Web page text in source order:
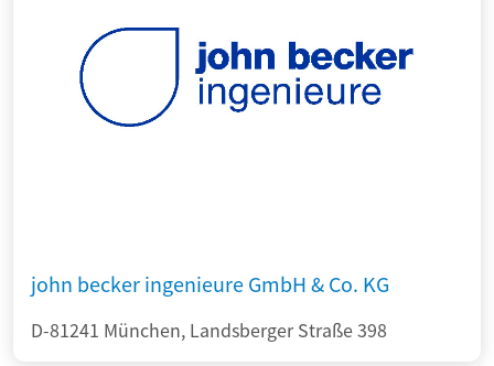
john becker ingenieure GmbH & Co. KG
D-81241 München, Landsberger Straße 398